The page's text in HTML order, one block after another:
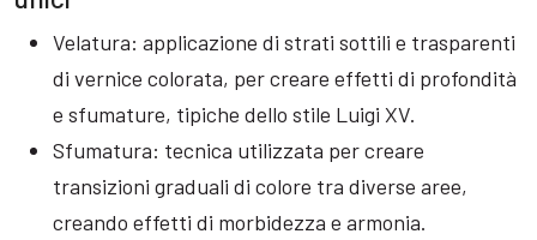
Velatura: applicazione di strati sottili e trasparenti
di vernice colorata, per creare effetti di profondità
e sfumature, tipiche dello stile Luigi XV.
Sfumatura: tecnica utilizzata per creare
transizioni graduali di colore tra diverse aree,
creando effetti di morbidezza e armonia.